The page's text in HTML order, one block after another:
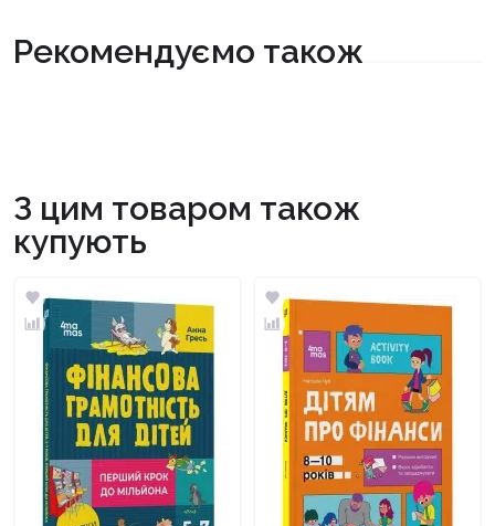
Рекомендуємо також
З цим товаром також
купують